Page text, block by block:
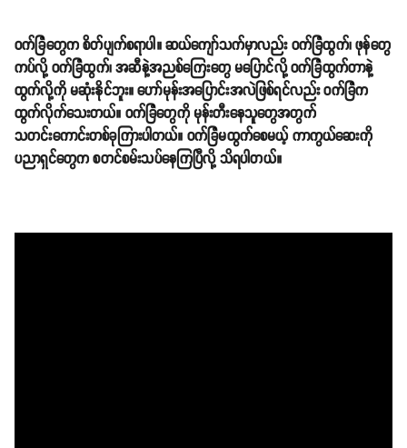
ဝက်ခြံတွေက စိတ်ပျက်စရာပါ။ ဆယ်ကျော်သက်မှာလည်း ဝက်ခြံထွက်၊ ဖုန်တွေ
ကပ်လို့ ဝက်ခြံထွက်၊ အဆီနဲ့အညစ်ကြေးတွေ မပြောင်လို့ ဝက်ခြံထွက်တာနဲ့
ထွက်လို့ကို မဆုံးနိုင်ဘူး။ ဟော်မုန်းအပြောင်းအလဲဖြစ်ရင်လည်း ဝက်ခြံက
ထွက်လိုက်သေးတယ်။ ဝက်ခြံတွေကို မုန်းတီးနေသူတွေအတွက်
သတင်းကောင်းတစ်ခုကြားပါတယ်။ ဝက်ခြံမထွက်စေမယ့် ကာကွယ်ဆေးကို
ပညာရှင်တွေက စတင်စမ်းသပ်နေကြပြီလို့ သိရပါတယ်။